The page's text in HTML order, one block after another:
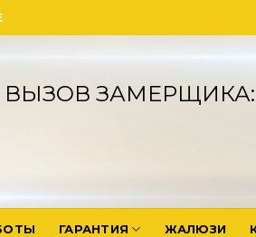
ВЫЗОВ ЗАМЕРЩИКА:
ГАРАНТИЯ ЖАЛЮЗИ